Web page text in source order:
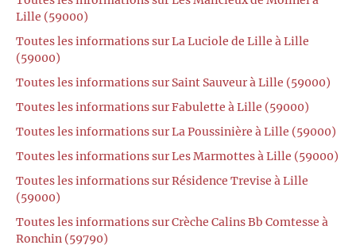
Lille (59000)
Toutes les informations sur La Luciole de Lille à Lille
(59000)
Toutes les informations sur Saint Sauveur à Lille (59000)
Toutes les informations sur Fabulette à Lille (59000)
Toutes les informations sur La Poussinière à Lille (59000)
Toutes les informations sur Les Marmottes à Lille (59000)
Toutes les informations sur Résidence Trevise à Lille
(59000)
Toutes les informations sur Crèche Calins Bb Comtesse à
Ronchin (59790)